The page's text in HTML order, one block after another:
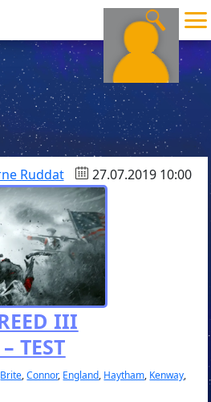
Ruddat 27.07.2019 10:00
III
TEST
Brite,Connor, England, Haytham, Kenway,